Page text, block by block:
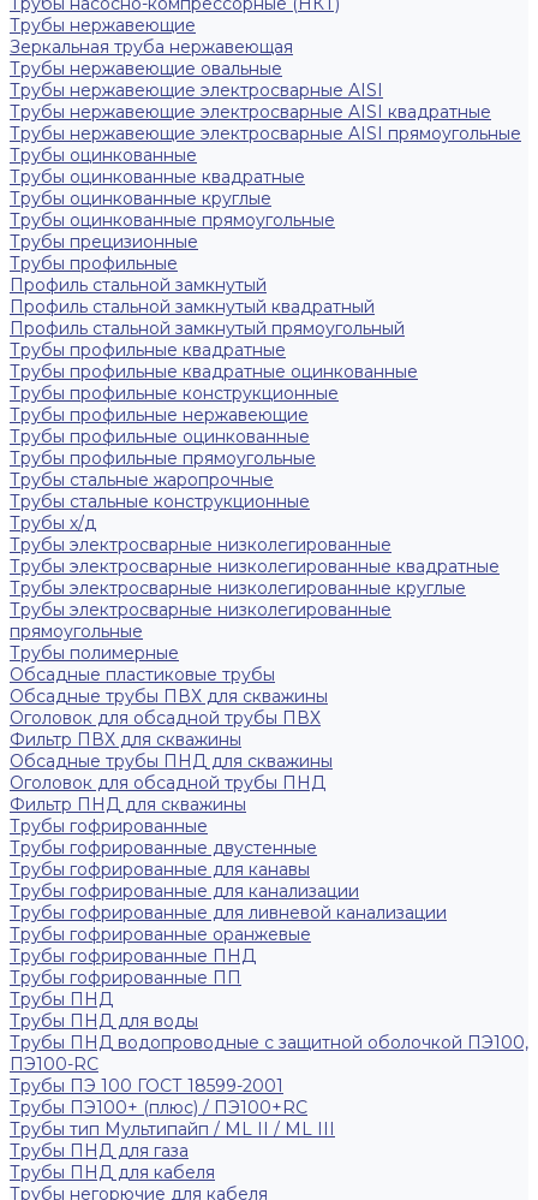
Трубы нержавеющие
Зеркальная труба нержавеющая
Трубы нержавеющие овальные
Трубы нержавеющие электросварные AISI
Трубы нержавеющие электросварные AISI квадратные
Трубы нержавеющие электросварные AISI прямоугольные
Трубы оцинкованные
Трубы оцинкованные квадратные
Трубы оцинкованные круглые
Трубы оцинкованные прямоугольные
Трубы прецизионные
Трубы профильные
Профиль стальной замкнутый
Профиль стальной замкнутый квадратный
Профиль стальной замкнутый прямоугольный
Трубы профильные квадратные
Трубы профильные квадратные оцинкованные
Трубы профильные конструкционные
Трубы профильные нержавеющие
Трубы профильные оцинкованные
Трубы профильные прямоугольные
Трубы стальные жаропрочные
Трубы стальные конструкционные
Трубы х/д
Трубы электросварные низколегированные
Трубы электросварные низколегированные квадратные
Трубы электросварные низколегированные круглые
Трубы электросварные низколегированные
прямоугольные
Трубы полимерные
Обсадные пластиковые трубы
Обсадные трубы ПВХ для скважины
Оголовок для обсадной трубы ПВХ
Фильтр ПВХ для скважины
Обсадные трубы ПНД для скважины
Оголовок для обсадной трубы ПНД
Фильтр ПНД для скважины
Трубы гофрированные
Трубы гофрированные двустенные
Трубы гофрированные для канавы
Трубы гофрированные для канализации
Трубы гофрированные для ливневой канализации
Трубы гофрированные оранжевые
Трубы гофрированные ПНД
Трубы гофрированные ПП
Трубы ПНД
Трубы ПНД для воды
Трубы ПНД водопроводные с защитной оболочкой ПЭ100,
ПЭ100-RC
Трубы ПЭ 100 ГОСТ 18599-2001
Трубы ПЭ100+ (плюс) / ПЭ100+RC
Трубы тип Мультипайп / ML II / ML III
Трубы ПНД для газа
Трубы ПНД для кабеля
Трубы негорючие для кабеля